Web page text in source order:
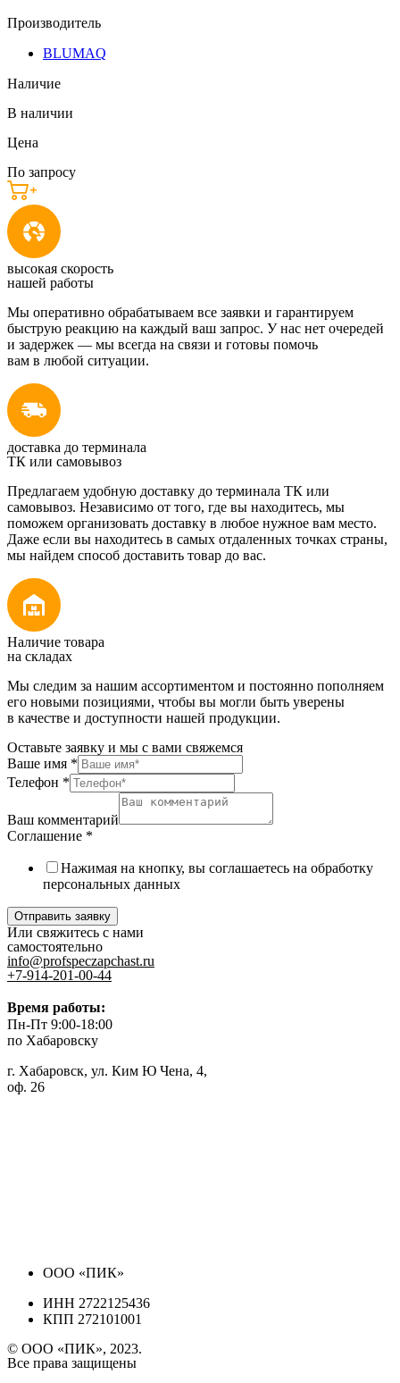
Производитель
BLUMAQ
Наличие
В наличии
Цена
По запросу
высокая скорость
нашей работы
Мы оперативно обрабатываем все заявки и гарантируем
быструю реакцию на каждый ваш запрос. У нас нет очередей
и задержек — мы всегда на связи и готовы помочь
вам в любой ситуации.
доставка до терминала
ТК или самовывоз
Предлагаем удобную доставку до терминала ТК или
самовывоз. Независимо от того, где вы находитесь, мы
поможем организовать доставку в любое нужное вам место.
Даже если вы находитесь в самых отдаленных точках страны,
мы найдем способ доставить товар до вас.
Наличие товара
на складах
Мы следим за нашим ассортиментом и постоянно пополняем
его новыми позициями, чтобы вы могли быть уверены
в качестве и доступности нашей продукции.
Оставьте заявку и мы с вами свяжемся
Ваше имя *
Телефон *
Ваш комментарий
Соглашение *
Нажимая на кнопку, вы соглашаетесь на обработку
персональных данных
Отправить заявку
Или свяжитесь с нами
самостоятельно
info@profspeczapchast.ru
+7-914-201-00-44
Время работы:
Пн-Пт 9:00-18:00
по Хабаровску
г. Хабаровск, ул. Ким Ю Чена, 4,
оф. 26
ООО «ПИК»
ИНН 2722125436
КПП 272101001
© ООО «ПИК», 2023.
Все права защищены